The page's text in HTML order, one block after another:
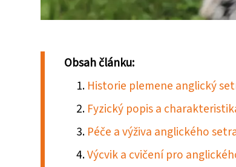
Obsah článku:
Historie plemene anglický
Fyzický popis a
Péče a výživa anglického
Výcvik a cvičení pro